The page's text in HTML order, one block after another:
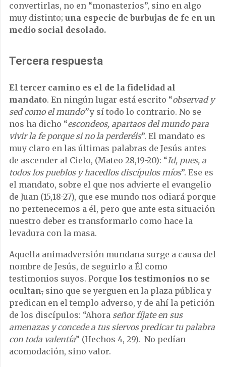
convertirlas, no en “monasterios”, sino en algo
muy distinto; una especie de burbujas de fe en un
medio social desolado.
Tercera respuesta
El tercer camino es el de la fidelidad al
mandato. En ningún lugar está escrito “observad y
sed como el mundo”y sí todo lo contrario. No se
nos ha dicho “escondeos, apartaos del mundo para
vivir la fe porque si no la perderéis”. El mandato es
muy claro en las últimas palabras de Jesús antes
de ascender al Cielo, (Mateo 28,19-20): “Id, pues, a
todos los pueblos y hacedlos discípulos míos”. Ese es
el mandato, sobre el que nos advierte el evangelio
de Juan (15,18-27), que ese mundo nos odiará porque
no pertenecemos a él, pero que ante esta situación
nuestro deber es transformarlo como hace la
levadura con la masa.
Aquella animadversión mundana surge a causa del
nombre de Jesús, de seguirlo a Él como
testimonios suyos. Porque los testimonios no se
ocultan, sino que se yerguen en la plaza pública y
predican en el templo adverso, y de ahí la petición
de los discípulos: “Ahora señor fíjate en sus
amenazas y concede a tus siervos predicar tu palabra
con toda valentía” (Hechos 4, 29). No pedían
acomodación, sino valor.